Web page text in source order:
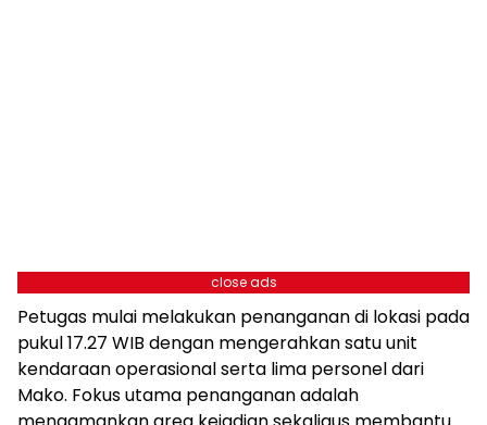
close ads
Petugas mulai melakukan penanganan di lokasi pada
pukul 17.27 WIB dengan mengerahkan satu unit
kendaraan operasional serta lima personel dari
Mako. Fokus utama penanganan adalah